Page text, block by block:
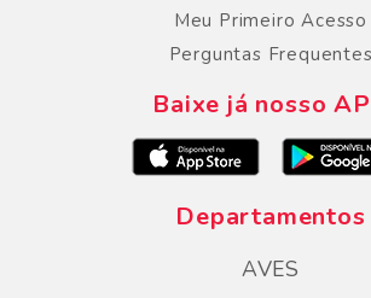
Meu Primeiro Acesso
Perguntas Frequentes
Baixe já nosso
Departamentos
AVES